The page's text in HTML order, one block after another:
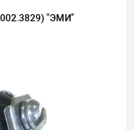
"ЭМИ"